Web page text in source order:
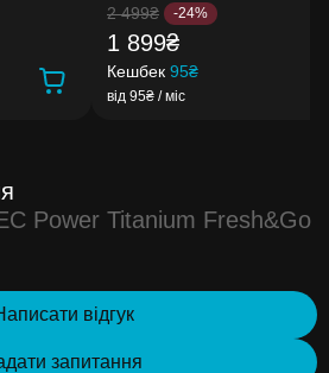
2 499₴ -24%
1 899₴
Кешбек 95₴
від 95₴ / міс
Power Titanium Fresh&Go
відгук
запитання